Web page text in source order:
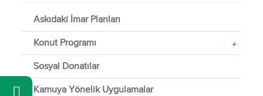
Askıdaki İmar Planları
Konut Programı +
Sosyal Donatılar
Kamuya Yönelik Uygulamalar